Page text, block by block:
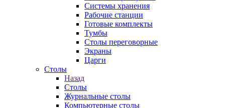
Системы хранения
Рабочие станции
Готовые комплекты
Тумбы
Столы переговорные
Экраны
Царги
Столы
Назад
Столы
Журнальные столы
Компьютерные столы